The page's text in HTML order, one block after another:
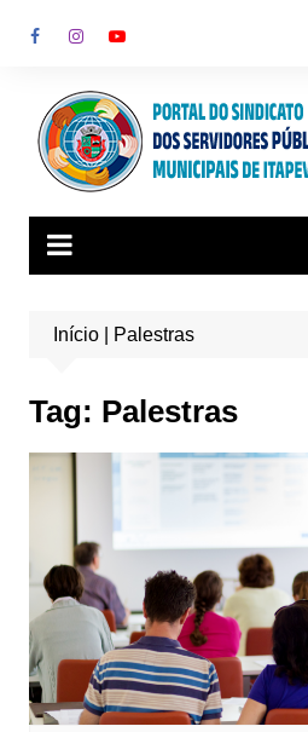
para
conteúdo
Início| Palestras
Tag: Palestras